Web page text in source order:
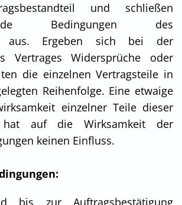
und schließen
Bedingungen des
aus. Ergeben sich bei der
Vertrages Widersprüche oder
die einzelnen Vertragsteile in
Reihenfolge. Eine etwaige
einzelner Teile dieser
hat auf die Wirksamkeit der
keinen Einfluss.
bis zur Auftragsbestätigung